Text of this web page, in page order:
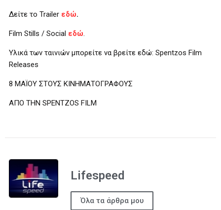
Δείτε το Trailer εδώ.
Film Stills / Social εδώ.
Υλικά των ταινιών μπορείτε να βρείτε εδώ: Spentzos Film
Releases
8 ΜΑΪΟΥ ΣΤΟΥΣ ΚΙΝΗΜΑΤΟΓΡΑΦΟΥΣ
ΑΠΟ ΤΗΝ SPENTZOS FILM
Lifespeed
Όλα τα άρθρα μου